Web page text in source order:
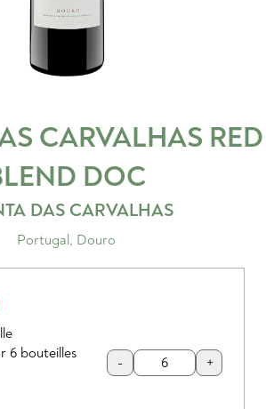
CARVALHAS RED
DOC
DAS CARVALHAS
Portugal, Douro
6 bouteilles
- +